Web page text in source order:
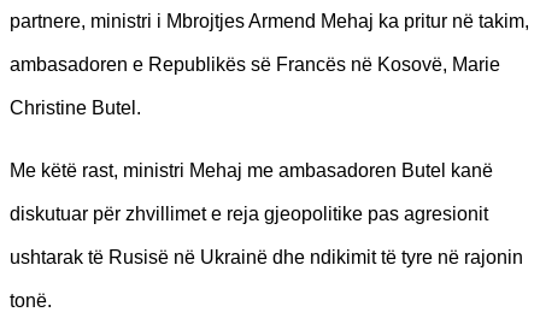
partnere, ministri i Mbrojtjes Armend Mehaj ka pritur në takim,
ambasadoren e Republikës së Francës në Kosovë, Marie
Christine Butel.
Me këtë rast, ministri Mehaj me ambasadoren Butel kanë
diskutuar për zhvillimet e reja gjeopolitike pas agresionit
ushtarak të Rusisë në Ukrainë dhe ndikimit të tyre në rajonin
tonë.